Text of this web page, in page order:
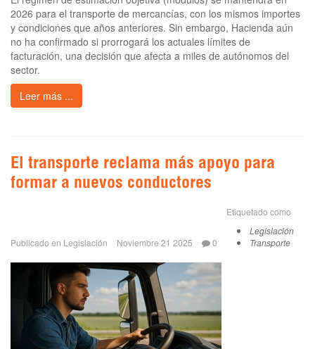
2026 para el transporte de mercancías, con los mismos importes
y condiciones que años anteriores. Sin embargo, Hacienda aún
no ha confirmado si prorrogará los actuales límites de
facturación, una decisión que afecta a miles de autónomos del
sector.
Leer más ...
El transporte reclama más apoyo para
formar a nuevos conductores
Publicado en Legislación Noviembre 21 2025 0
Etiquetado como
Legislación
Transporte